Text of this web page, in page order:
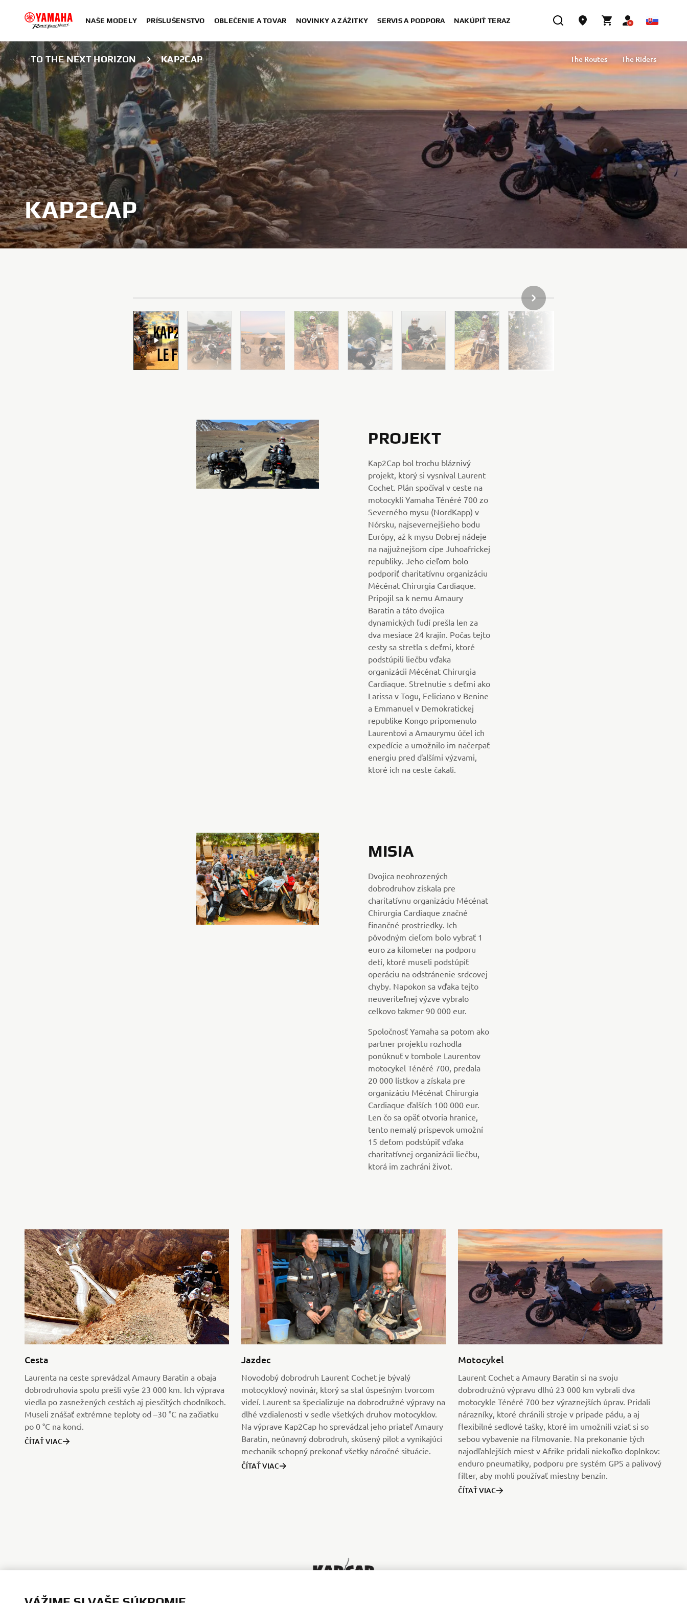
NAŠE MODELY PRÍSLUŠENSTVO OBLEČENIE A TOVAR NOVINKY A ZÁŽITKY SERVIS A PODPORA NAKÚPIŤ TERAZ
TO THE NEXT HORIZON KAP2CAP The Routes The Riders
KAP2CAP
NASLEDUJÚCA POLOŽKA GALÉRIE
PROJEKT
Kap2Cap bol trochu bláznivý
projekt, ktorý si vysníval Laurent
Cochet. Plán spočíval v ceste na
motocykli Yamaha Ténéré 700 zo
Severného mysu (NordKapp) v
Nórsku, najsevernejšieho bodu
Európy, až k mysu Dobrej nádeje
na najjužnejšom cípe Juhoafrickej
republiky. Jeho cieľom bolo
podporiť charitatívnu organizáciu
Mécénat Chirurgia Cardiaque.
Pripojil sa k nemu Amaury
Baratin a táto dvojica
dynamických ľudí prešla len za
dva mesiace 24 krajín. Počas tejto
cesty sa stretla s deťmi, ktoré
podstúpili liečbu vďaka
organizácii Mécénat Chirurgia
Cardiaque. Stretnutie s deťmi ako
Larissa v Togu, Feliciano v Benine
a Emmanuel v Demokratickej
republike Kongo pripomenulo
Laurentovi a Amaurymu účel ich
expedície a umožnilo im načerpať
energiu pred ďalšími výzvami,
ktoré ich na ceste čakali.
MISIA
Dvojica neohrozených
dobrodruhov získala pre
charitatívnu organizáciu Mécénat
Chirurgia Cardiaque značné
finančné prostriedky. Ich
pôvodným cieľom bolo vybrať 1
euro za kilometer na podporu
detí, ktoré museli podstúpiť
operáciu na odstránenie srdcovej
chyby. Napokon sa vďaka tejto
neuveriteľnej výzve vybralo
celkovo takmer 90 000 eur.
Spoločnosť Yamaha sa potom ako
partner projektu rozhodla
ponúknuť v tombole Laurentov
motocykel Ténéré 700, predala
20 000 lístkov a získala pre
organizáciu Mécénat Chirurgia
Cardiaque ďalších 100 000 eur.
Len čo sa opäť otvoria hranice,
tento nemalý príspevok umožní
15 deťom podstúpiť vďaka
charitatívnej organizácii liečbu,
ktorá im zachráni život.
Cesta
Laurenta na ceste sprevádzal Amaury Baratin a obaja
dobrodruhovia spolu prešli vyše 23 000 km. Ich výprava
viedla po zasnežených cestách aj piesčitých chodníkoch.
Museli znášať extrémne teploty od –30 °C na začiatku
po 0 °C na konci.
ČÍTAŤ VIAC
Jazdec
Novodobý dobrodruh Laurent Cochet je bývalý
motocyklový novinár, ktorý sa stal úspešným tvorcom
videí. Laurent sa špecializuje na dobrodružné výpravy na
dlhé vzdialenosti v sedle všetkých druhov motocyklov.
Na výprave Kap2Cap ho sprevádzal jeho priateľ Amaury
Baratin, neúnavný dobrodruh, skúsený pilot a vynikajúci
mechanik schopný prekonať všetky náročné situácie.
ČÍTAŤ VIAC
Motocykel
Laurent Cochet a Amaury Baratin si na svoju
dobrodružnú výpravu dlhú 23 000 km vybrali dva
motocykle Ténéré 700 bez výraznejších úprav. Pridali
nárazníky, ktoré chránili stroje v prípade pádu, a aj
flexibilné sedlové tašky, ktoré im umožnili vziať si so
sebou vybavenie na filmovanie. Na prekonanie tých
najodľahlejších miest v Afrike pridali niekoľko doplnkov:
enduro pneumatiky, podporu pre systém GPS a palivový
filter, aby mohli používať miestny benzín.
ČÍTAŤ VIAC